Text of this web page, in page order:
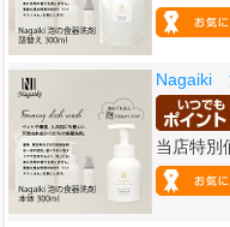
Nagaiki
当店特別